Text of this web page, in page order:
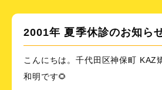
2001年 夏季休診のお知ら
こんにちは。千代田区神保町 KAZ
和明です🌻